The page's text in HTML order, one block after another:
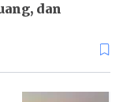
dan